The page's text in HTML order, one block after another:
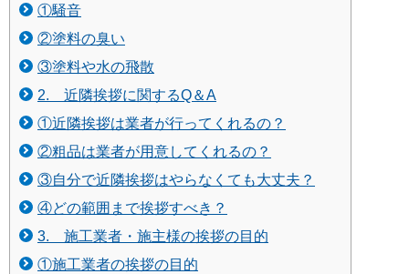
①騒音
②塗料の臭い
③塗料や水の飛散
2. 近隣挨拶に関するQ＆A
①近隣挨拶は業者が行ってくれるの？
②粗品は業者が用意してくれるの？
③自分で近隣挨拶はやらなくても大丈夫？
④どの範囲まで挨拶すべき？
3. 施工業者・施主様の挨拶の目的
①施工業者の挨拶の目的